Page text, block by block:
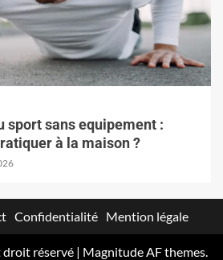
sport sans equipement :
à la maison ?
Confidentialité Mention légale
réservé | MagnitudeAF themes.